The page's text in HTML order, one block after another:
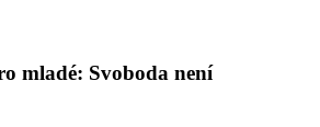
mladé: Svoboda není